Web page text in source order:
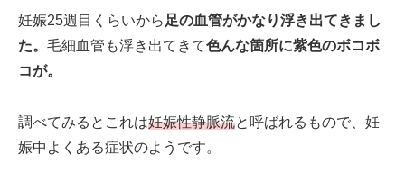
妊娠25週目くらいから 足の血管がかなり浮き出てきまし
た。 毛細血管も浮き出てきて色んな箇所に紫色のボコボ
コが。
調べてみるとこれは妊娠性静脈流と呼ばれるもので、妊
娠中よくある症状のようです。